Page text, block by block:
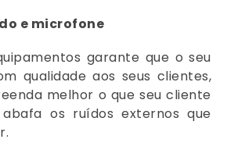
e microfone
garante que o seu
qualidade aos seus clientes,
melhor o que seu cliente
os ruídos externos que